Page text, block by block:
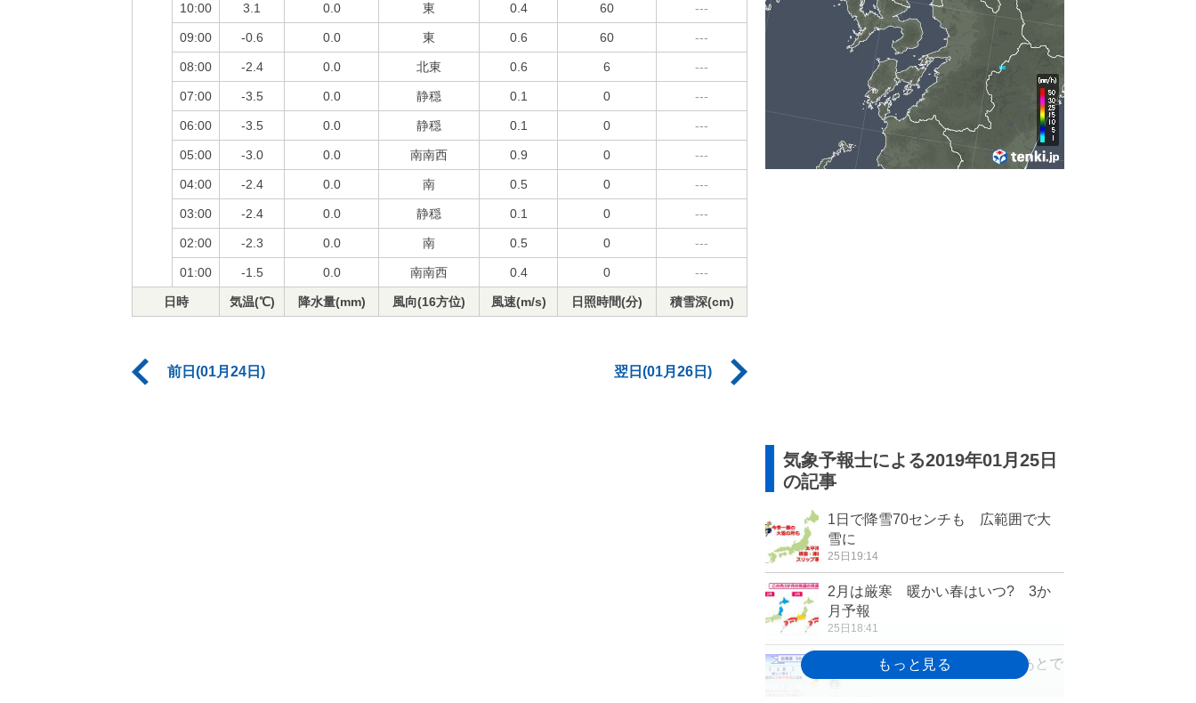
10:00 3.1 0.0 東 0.4 60 ---
09:00 -0.6 0.0 東 0.6 60 ---
08:00 -2.4 0.0 北東 0.6 6 ---
07:00 -3.5 0.0 静穏 0.1 0 ---
06:00 -3.5 0.0 静穏 0.1 0 ---
05:00 -3.0 0.0 南南西 0.9 0 ---
04:00 -2.4 0.0 南 0.5 0 ---
03:00 -2.4 0.0 静穏 0.1 0 ---
02:00 -2.3 0.0 南 0.5 0 ---
01:00 -1.5 0.0 南南西 0.4 0 ---
日時 気温(℃) 降水量(mm) 風向(16方位) 風速(m/s) 日照時間(分) 積雪深(cm)
前日(01月24日) 翌日(01月26日)
気象予報士による2019年01月25日
の記事
1日で降雪70センチも 広範囲で大
雪に
25日19:14
2月は厳寒 暖かい春はいつ? 3か
月予報
25日18:41
北海道の3か月 大雪・吹雪のあとで
春